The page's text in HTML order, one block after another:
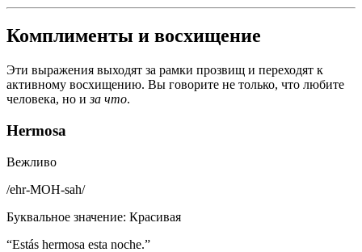
Комплименты и восхищение
Эти выражения выходят за рамки прозвищ и переходят к
активному восхищению. Вы говорите не только, что любите
человека, но иза что.
Hermosa
Вежливо
/ehr-MOH-sah/
Буквальное значение: Красивая
“Estás hermosa esta noche.”